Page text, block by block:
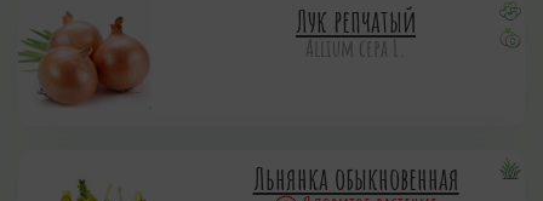
Лук репчатый
Allium сера L.
Льнянка обыкновенная